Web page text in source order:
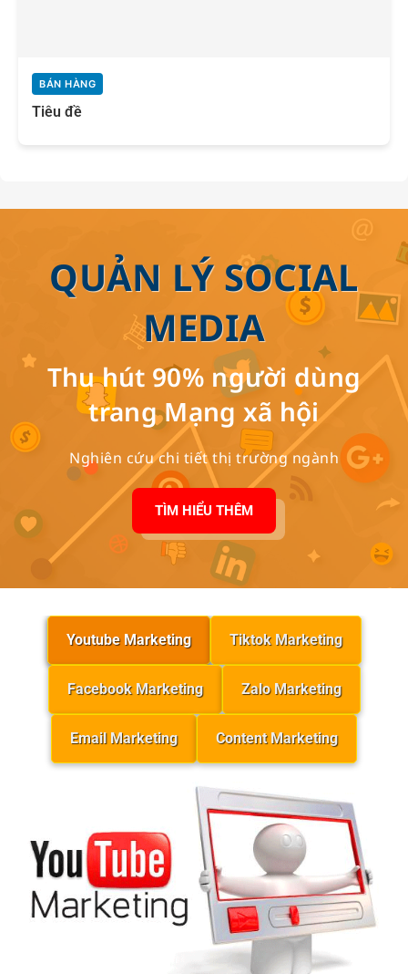
BÁN HÀNG
Tiêu đề
QUẢN LÝ SOCIAL
MEDIA
Thu hút 90% người dùng
trang Mạng xã hội
Nghiên cứu chi tiết thị trường ngành
TÌM HIỂU THÊM
Youtube Marketing Tiktok Marketing
Facebook Marketing Zalo Marketing
Email Marketing Content Marketing